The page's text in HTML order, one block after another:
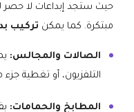
حيث ستجد إبداعات لا حصر
مبتكرة. كما يمكن تركيب
الصالات والمجالس:
التلفزيون، أو تغطية جزء
المطابخ والحمامات: